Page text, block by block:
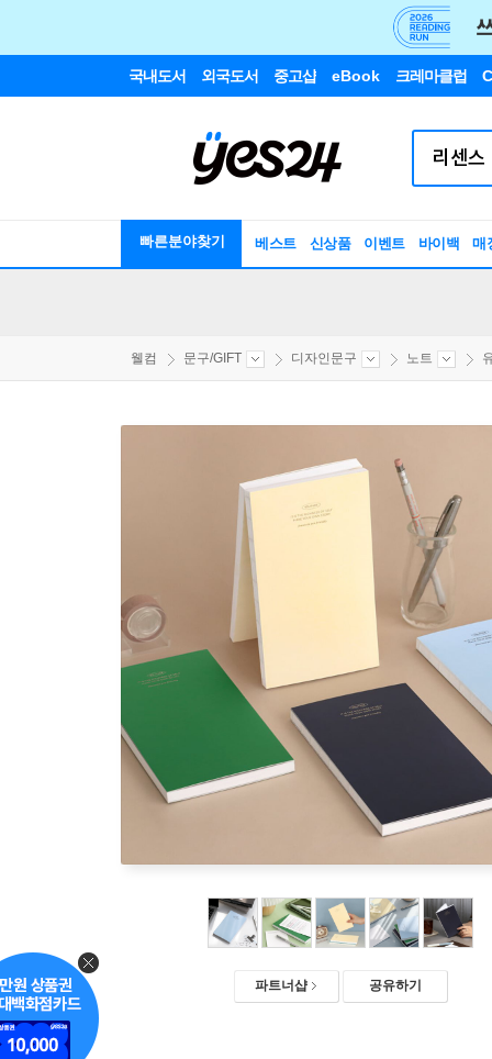
국내도서 외국도서 중고샵 eBook 크레마클럽
빠른분야찾기 베스트 신상품 이벤트 바이백 매
웰컴 문구/GIFT 디자인문구 노트
파트너샵 공유하기